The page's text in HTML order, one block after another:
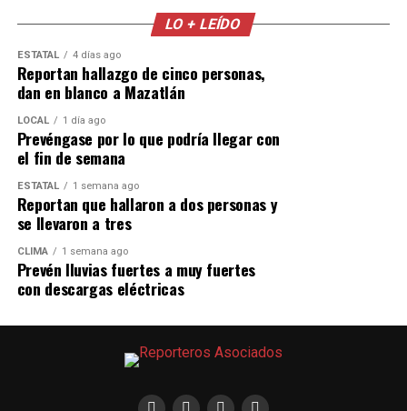
LO + LEÍDO
ESTATAL 4 días ago
Reportan hallazgo de cinco personas,
dan en blanco a Mazatlán
LOCAL 1 día ago
Prevéngase por lo que podría llegar con
el fin de semana
ESTATAL 1 semana ago
Reportan que hallaron a dos personas y
se llevaron a tres
CLIMA 1 semana ago
Prevén lluvias fuertes a muy fuertes
con descargas eléctricas